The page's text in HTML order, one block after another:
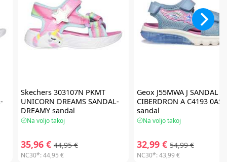
Skechers303107N PKMT
UNICORN DREAMS SANDAL-
DREAMY sandal
Na voljo takoj
35,96 € 44,95 €
NC30*:44,95 €
Geox J55MWA J SANDAL
CIBERDRON A C4193
sandal
Na voljo takoj
32,99 € 54,99 €
NC30*:43,99 €